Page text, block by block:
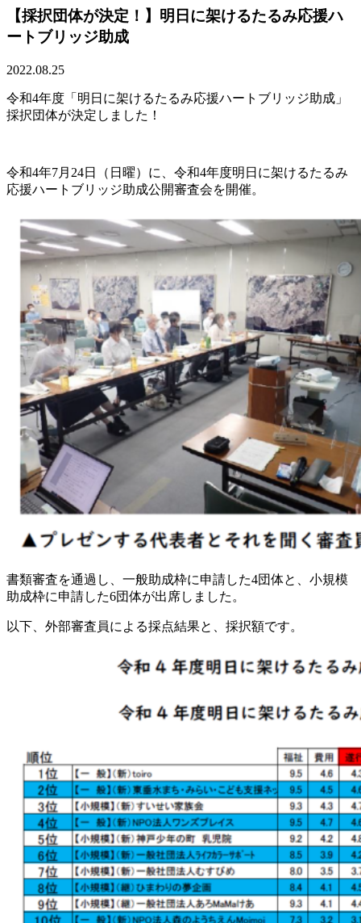
【採択団体が決定！】明日に架けるたるみ応援ハ
ートブリッジ助成
2022.08.25
令和4年度「明日に架けるたるみ応援ハートブリッジ助成」
採択団体が決定しました！
令和4年7月24日（日曜）に、令和4年度明日に架けるたるみ
応援ハートブリッジ助成公開審査会を開催。
書類審査を通過し、一般助成枠に申請した4団体と、小規模
助成枠に申請した6団体が出席しました。
以下、外部審査員による採点結果と、採択額です。